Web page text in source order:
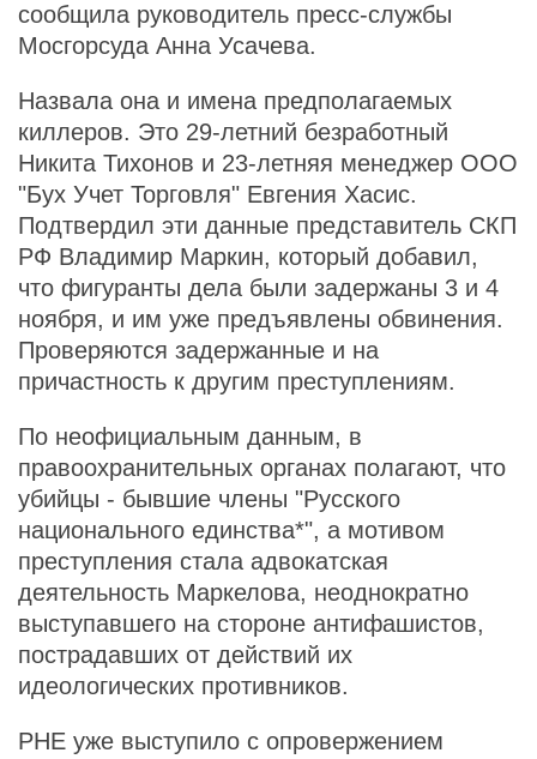
сообщила руководитель пресс-службы
Мосгорсуда Анна Усачева.
Назвала она и имена предполагаемых
киллеров. Это 29-летний безработный
Никита Тихонов и 23-летняя менеджер ООО
"Бух Учет Торговля" Евгения Хасис.
Подтвердил эти данные представитель СКП
РФ Владимир Маркин, который добавил,
что фигуранты дела были задержаны 3 и 4
ноября, и им уже предъявлены обвинения.
Проверяются задержанные и на
причастность к другим преступлениям.
По неофициальным данным, в
правоохранительных органах полагают, что
убийцы - бывшие члены "Русского
национального единства*", а мотивом
преступления стала адвокатская
деятельность Маркелова, неоднократно
выступавшего на стороне антифашистов,
пострадавших от действий их
идеологических противников.
РНЕ уже выступило с опровержением